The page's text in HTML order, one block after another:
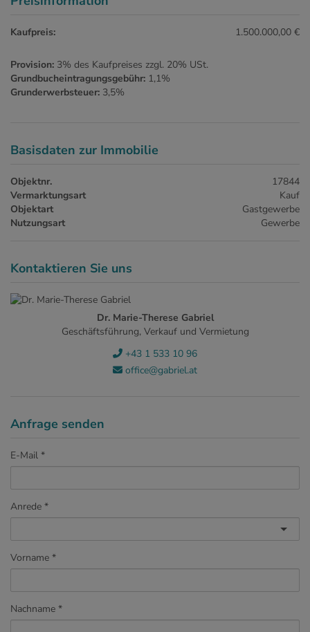
Kaufpreis: 1.500.000,00 €
Provision: 3% des Kaufpreises zzgl. 20% USt.
Grundbucheintragungsgebühr: 1,1%
Grunderwerbsteuer: 3,5%
Basisdaten zur Immobilie
Objektnr.
17844
Vermarktungsart
Kauf
Objektart
Gastgewerbe
Nutzungsart
Gewerbe
Kontaktieren Sie uns
Dr. Marie-Therese Gabriel
Geschäftsführung, Verkauf und Vermietung
+43 1 533 10 96
office@gabriel.at
Anfrage senden
E-Mail
Anrede
Vorname
Nachname